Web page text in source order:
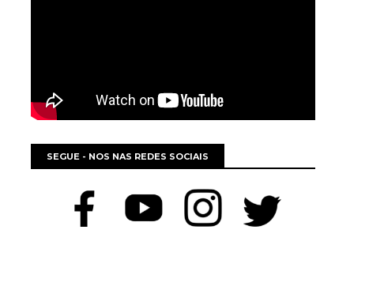
SEGUE - NOS NAS REDES SOCIAIS